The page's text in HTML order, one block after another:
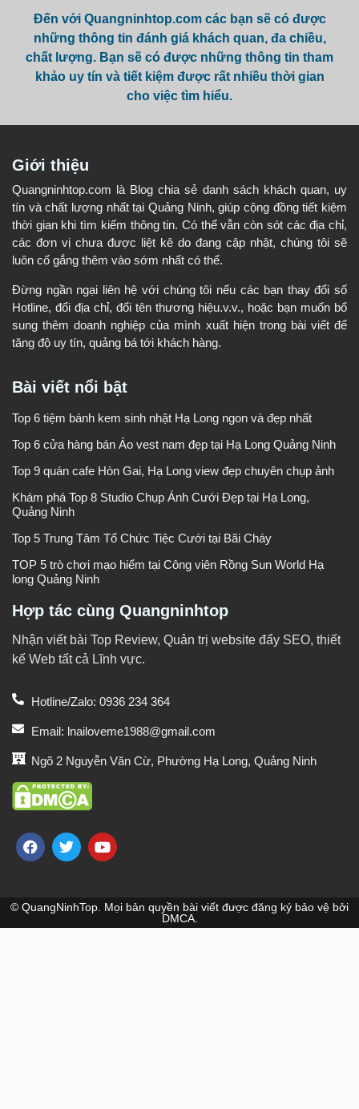
Đến với Quangninhtop.com các bạn sẽ có được
những thông tin đánh giá khách quan, đa chiều,
chất lượng. Bạn sẽ có được những thông tin tham
khảo uy tín và tiết kiệm được rất nhiều thời gian
cho việc tìm hiểu.
Giới thiệu
Quangninhtop.com là Blog chia sẻ danh sách khách quan, uy
tín và chất lượng nhất tại Quảng Ninh, giúp cộng đồng tiết kiệm
thời gian khi tìm kiếm thông tin. Có thể vẫn còn sót các địa chỉ,
các đơn vị chưa được liệt kê do đang cập nhật, chúng tôi sẽ
luôn cố gắng thêm vào sớm nhất có thể.
Đừng ngần ngại liên hệ với chúng tôi nếu các bạn thay đổi số
Hotline, đổi địa chỉ, đổi tên thương hiệu.v.v., hoặc bạn muốn bổ
sung thêm doanh nghiệp của mình xuất hiện trong bài viết để
tăng độ uy tín, quảng bá tới khách hàng.
Bài viết nổi bật
Top 6 tiệm bánh kem sinh nhật Hạ Long ngon và đẹp nhất
Top 6 cửa hàng bán Áo vest nam đẹp tại Hạ Long Quảng Ninh
Top 9 quán cafe Hòn Gai, Hạ Long view đẹp chuyên chụp ảnh
Khám phá Top 8 Studio Chụp Ảnh Cưới Đẹp tại Hạ Long,
Quảng Ninh
Top 5 Trung Tâm Tổ Chức Tiệc Cưới tại Bãi Cháy
TOP 5 trò chơi mạo hiểm tại Công viên Rồng Sun World Hạ
long Quảng Ninh
Hợp tác cùng Quangninhtop
Nhận viết bài Top Review, Quản trị website đẩy SEO, thiết
kế Web tất cả Lĩnh vực.
Hotline/Zalo: 0936 234 364
Email: lnailoveme1988@gmail.com
Ngõ 2 Nguyễn Văn Cừ, Phường Hạ Long, Quảng Ninh
© QuangNinhTop. Mọi bản quyền bài viết được đăng ký bảo vệ bởi
DMCA.